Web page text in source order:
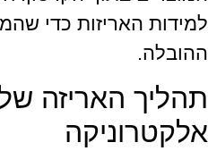
למידות האריזות כדי
ההובלה.
תהליך האריזה
אלקטרוניקה